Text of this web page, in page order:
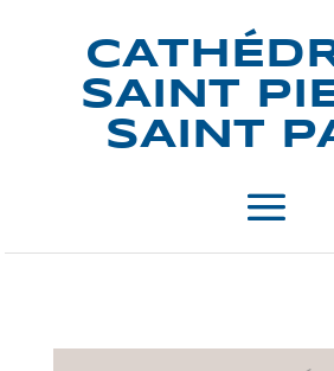
SAINT
SAINT